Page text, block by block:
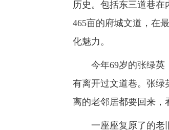
历史。包括东三道巷在
465亩的府城文道，在
化魅力。
今年69岁的张绿英，
有离开过文道巷。张绿
离的老邻居都要回来，
一座座复原了的老旧